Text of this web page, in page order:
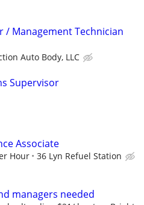
/ Management Technician
Auto Body, LLC
Supervisor
Associate
Hour 36 Lyn Refuel Station
managers needed